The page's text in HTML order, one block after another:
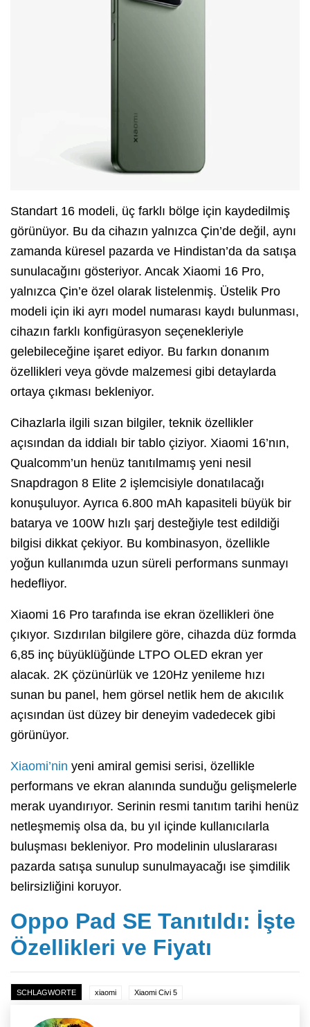
Standart 16 modeli, üç farklı bölge için kaydedilmiş
görünüyor. Bu da cihazın yalnızca Çin’de değil, aynı
zamanda küresel pazarda ve Hindistan’da da satışa
sunulacağını gösteriyor. Ancak Xiaomi 16 Pro,
yalnızca Çin’e özel olarak listelenmiş. Üstelik Pro
modeli için iki ayrı model numarası kaydı bulunması,
cihazın farklı konfigürasyon seçenekleriyle
gelebileceğine işaret ediyor. Bu farkın donanım
özellikleri veya gövde malzemesi gibi detaylarda
ortaya çıkması bekleniyor.
Cihazlarla ilgili sızan bilgiler, teknik özellikler
açısından da iddialı bir tablo çiziyor. Xiaomi 16’nın,
Qualcomm’un henüz tanıtılmamış yeni nesil
Snapdragon 8 Elite 2 işlemcisiyle donatılacağı
konuşuluyor. Ayrıca 6.800 mAh kapasiteli büyük bir
batarya ve 100W hızlı şarj desteğiyle test edildiği
bilgisi dikkat çekiyor. Bu kombinasyon, özellikle
yoğun kullanımda uzun süreli performans sunmayı
hedefliyor.
Xiaomi 16 Pro tarafında ise ekran özellikleri öne
çıkıyor. Sızdırılan bilgilere göre, cihazda düz formda
6,85 inç büyüklüğünde LTPO OLED ekran yer
alacak. 2K çözünürlük ve 120Hz yenileme hızı
sunan bu panel, hem görsel netlik hem de akıcılık
açısından üst düzey bir deneyim vadedecek gibi
görünüyor.
Xiaomi’nin yeni amiral gemisi serisi, özellikle
performans ve ekran alanında sunduğu gelişmelerle
merak uyandırıyor. Serinin resmi tanıtım tarihi henüz
netleşmemiş olsa da, bu yıl içinde kullanıcılarla
buluşması bekleniyor. Pro modelinin uluslararası
pazarda satışa sunulup sunulmayacağı ise şimdilik
belirsizliğini koruyor.
Oppo Pad SE Tanıtıldı: İşte
Özellikleri ve Fiyatı
SCHLAGWORTE xiaomi Xiaomi Civi 5